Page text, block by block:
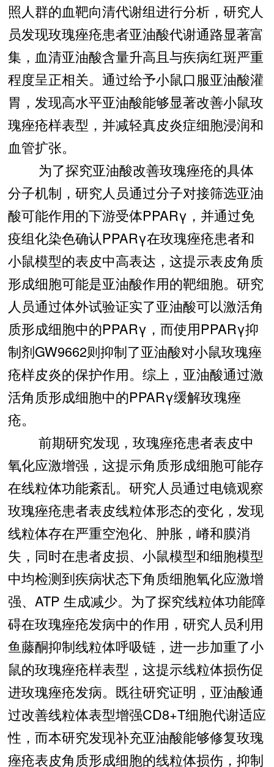
照人群的血靶向清代谢组进行分析，研究人
员发现玫瑰痤疮患者亚油酸代谢通路显著富
集，血清亚油酸含量升高且与疾病红斑严重
程度呈正相关。通过给予小鼠口服亚油酸灌
胃，发现高水平亚油酸能够显著改善小鼠玫
瑰痤疮样表型，并减轻真皮炎症细胞浸润和
血管扩张。
为了探究亚油酸改善玫瑰痤疮的具体
分子机制，研究人员通过分子对接筛选亚油
酸可能作用的下游受体PPARγ，并通过免
疫组化染色确认PPARγ在玫瑰痤疮患者和
小鼠模型的表皮中高表达，这提示表皮角质
形成细胞可能是亚油酸作用的靶细胞。研究
人员通过体外试验证实了亚油酸可以激活角
质形成细胞中的PPARγ，而使用PPARγ抑
制剂GW9662则抑制了亚油酸对小鼠玫瑰痤
疮样皮炎的保护作用。综上，亚油酸通过激
活角质形成细胞中的PPARγ缓解玫瑰痤
疮。
前期研究发现，玫瑰痤疮患者表皮中
氧化应激增强，这提示角质形成细胞可能存
在线粒体功能紊乱。研究人员通过电镜观察
玫瑰痤疮患者表皮线粒体形态的变化，发现
线粒体存在严重空泡化、肿胀，嵴和膜消
失，同时在患者皮损、小鼠模型和细胞模型
中均检测到疾病状态下角质细胞氧化应激增
强、ATP 生成减少。为了探究线粒体功能障
碍在玫瑰痤疮发病中的作用，研究人员利用
鱼藤酮抑制线粒体呼吸链，进一步加重了小
鼠的玫瑰痤疮样表型，这提示线粒体损伤促
进玫瑰痤疮发病。既往研究证明，亚油酸通
过改善线粒体表型增强CD8+T细胞代谢适应
性，而本研究发现补充亚油酸能够修复玫瑰
痤疮表皮角质形成细胞的线粒体损伤，抑制